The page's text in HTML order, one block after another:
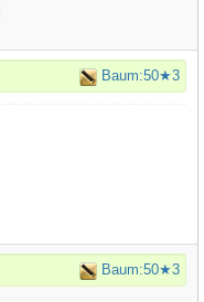
Baum:50★3
Baum:50★3